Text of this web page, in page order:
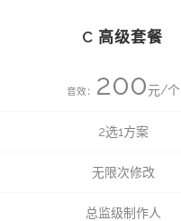
C 高级套餐
音效： 200元/个
2选1方案
无限次修改
总监级制作人